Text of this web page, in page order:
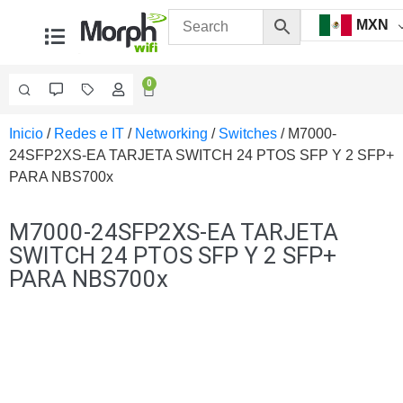
MXN
0
Videovigilancia
Accesorios
Generales
Ethernet y
FibraAccesorios
para
Computadora
Inicio / Redes e IT / Networking / Switches / M7000-
24SFP2XS-EA TARJETA SWITCH 24 PTOS SFP Y 2 SFP+
PARA NBS700x
M7000-24SFP2XS-EA TARJETA
SWITCH 24 PTOS SFP Y 2 SFP+
PARA NBS700x